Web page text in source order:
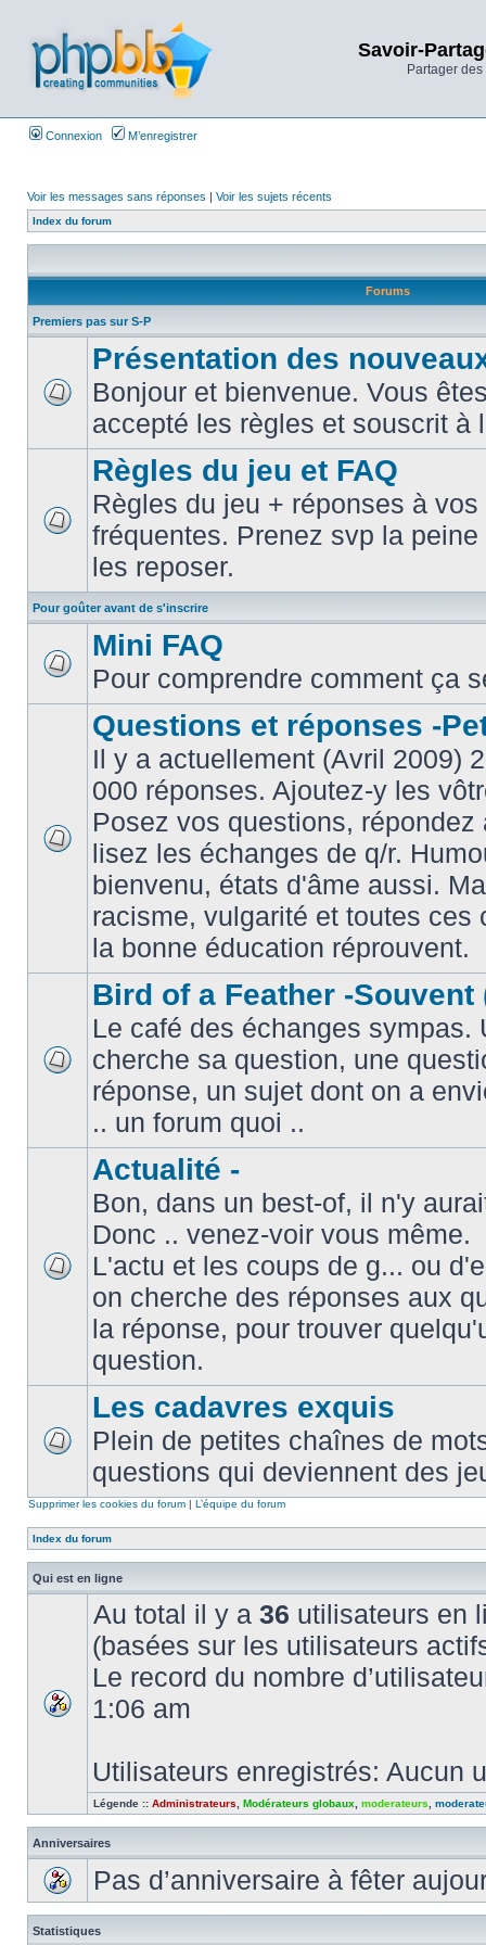
Savoir-
Partager
Connexion M’enregistrer
Voir les messages sans réponses | Voir les sujets récents
Index du forum
Forums
Premiers pas sur S-P
Présentation des
Bonjour et bienvenue. Vous
accepté les règles et souscrit à
Règles du jeu et FAQ
Règles du jeu + réponses à
fréquentes. Prenez svp la
les reposer.
Pour goûter avant de s'inscrire
Mini FAQ
Pour comprendre comment ça
Questions et réponses -
Il y a actuellement (Avril 2009)
000 réponses. Ajoutez-y les
Posez vos questions,
lisez les échanges de q/r.
bienvenu, états d'âme aussi.
racisme, vulgarité et toutes ces
la bonne éducation réprouvent.
Bird of a Feather -Souvent
Le café des échanges sympas.
cherche sa question, une
réponse, un sujet dont on a
.. un forum quoi ..
Actualité -
Bon, dans un best-of, il n'y
Donc .. venez-voir vous même.
L'actu et les coups de g... ou
on cherche des réponses aux
la réponse, pour trouver
question.
Les cadavres exquis
Plein de petites chaînes de
questions qui deviennent des
Supprimer les cookies du forum | L’équipe du forum
Index du forum
Qui est en ligne
Au total il y a 36 utilisateurs en
(basées sur les utilisateurs
Le record du nombre
1:06 am
Utilisateurs enregistrés: Aucun
Légende :: Administrateurs Modérateurs globaux moderateurs
Anniversaires
Pas d’anniversaire à fêter
Statistiques